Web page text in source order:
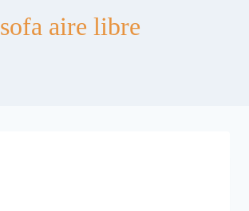
sofa aire libre